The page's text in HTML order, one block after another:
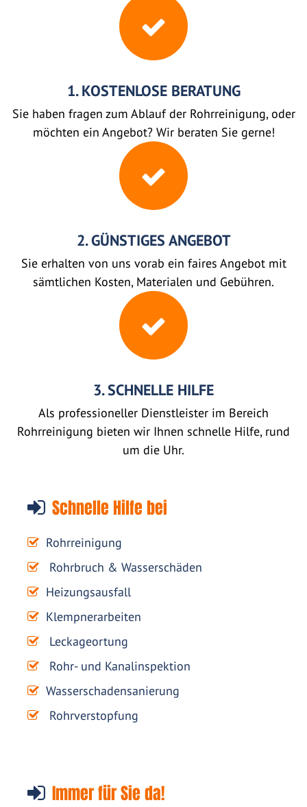
1. KOSTENLOSE BERATUNG
Sie haben fragen zum Ablauf der Rohrreinigung, oder
möchten ein Angebot? Wir beraten Sie gerne!
2. GÜNSTIGES ANGEBOT
Sie erhalten von uns vorab ein faires Angebot mit
sämtlichen Kosten, Materialen und Gebühren.
3. SCHNELLE HILFE
Als professioneller Dienstleister im Bereich
Rohrreinigung bieten wir Ihnen schnelle Hilfe, rund
um die Uhr.
Schnelle Hilfe bei
Rohrreinigung
Rohrbruch & Wasserschäden
Heizungsausfall
Klempnerarbeiten
Leckageortung
Rohr- und Kanalinspektion
Wasserschadensanierung
Rohrverstopfung
Immer für Sie da!